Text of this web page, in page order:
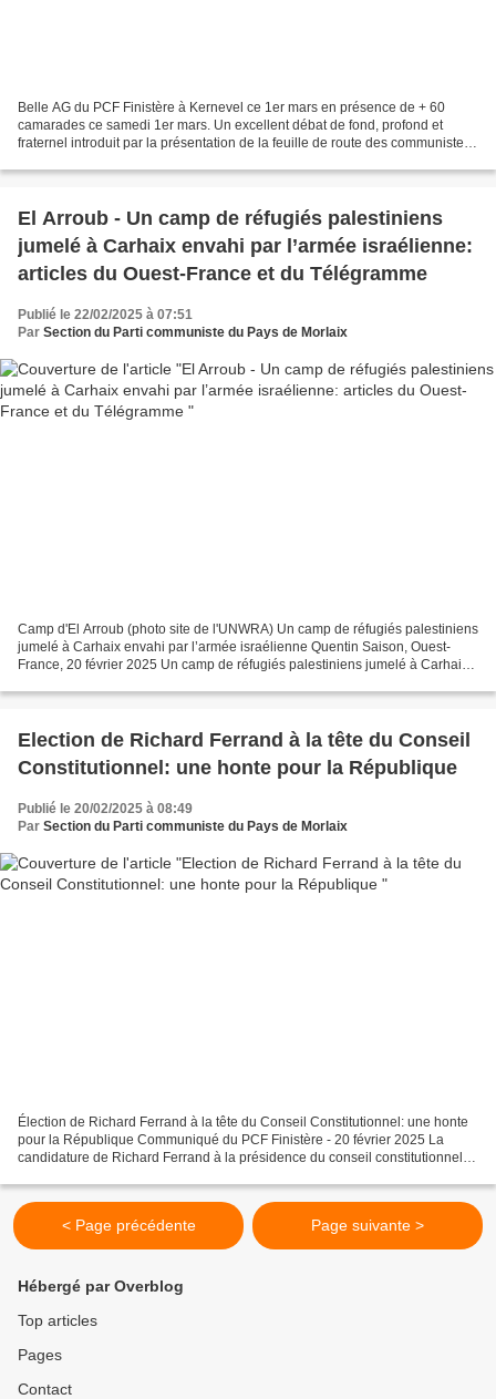
Belle AG du PCF Finistère à Kernevel ce 1er mars en présence de + 60
camarades ce samedi 1er mars. Un excellent débat de fond, profond et
fraternel introduit par la présentation de la feuille de route des communistes
El Arroub - Un camp de réfugiés palestiniens
jumelé à Carhaix envahi par l’armée israélienne:
articles du Ouest-France et du Télégramme
Publié le 22/02/2025 à 07:51
Par Section du Parti communiste du Pays de Morlaix
Camp d'El Arroub (photo site de l'UNWRA) Un camp de réfugiés palestiniens
jumelé à Carhaix envahi par l’armée israélienne Quentin Saison, Ouest-
France, 20 février 2025 Un camp de réfugiés palestiniens jumelé à Carhaix
camp-de-refugies-palestiniens-jumele-a-carhaix-envahi-par-larmee-
Election de Richard Ferrand à la tête du Conseil
Constitutionnel: une honte pour la République
Publié le 20/02/2025 à 08:49
Par Section du Parti communiste du Pays de Morlaix
Élection de Richard Ferrand à la tête du Conseil Constitutionnel: une honte
pour la République Communiqué du PCF Finistère - 20 février 2025 La
candidature de Richard Ferrand à la présidence du conseil constitutionnel a
< Page précédente Page suivante >
Hébergé par Overblog
Top articles
Pages
Contact